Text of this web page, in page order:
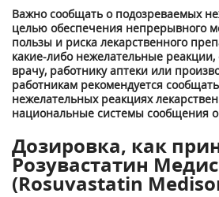
Важно сообщать о подозреваемых
целью обеспечения непрерывного
пользы и риска лекарственного
какие-либо нежелательные
врачу, работнику аптеки или
работникам рекомендуется
нежелательных реакциях
национальные системы сообщения
Дозировка, как
Розувастатин
(Rosuvastatin